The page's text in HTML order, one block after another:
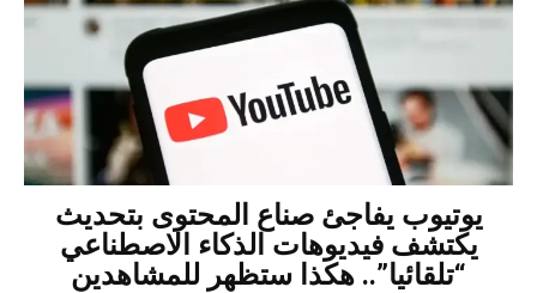
يوتيوب يفاجئ صناع المحتوى بتحديث
يكتشف فيديوهات الذكاء الاصطناعي
“تلقائيا”.. هكذا ستظهر للمشاهدين